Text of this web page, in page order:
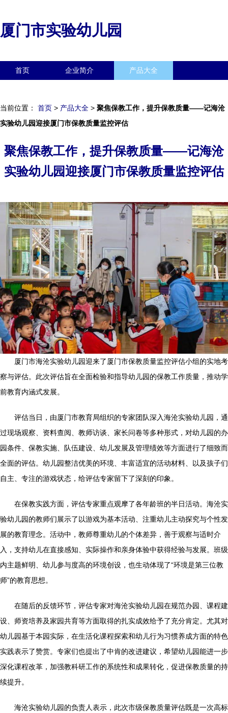
厦门市实验幼儿园
首页 企业简介 产品大全
当前位置： 首页 > 产品大全 > 聚焦保教工作，提升保教质量——记海沧
实验幼儿园迎接厦门市保教质量监控评估
聚焦保教工作，提升保教质量——记海沧
实验幼儿园迎接厦门市保教质量监控评估
厦门市海沧实验幼儿园迎来了厦门市保教质量监控评估小组的实地考
察与评估。此次评估旨在全面检验和指导幼儿园的保教工作质量，推动学
前教育内涵式发展。
评估当日，由厦门市教育局组织的专家团队深入海沧实验幼儿园，通
过现场观察、资料查阅、教师访谈、家长问卷等多种形式，对幼儿园的办
园条件、保教实施、队伍建设、幼儿发展及管理绩效等方面进行了细致而
全面的评估。幼儿园整洁优美的环境、丰富适宜的活动材料、以及孩子们
自主、专注的游戏状态，给评估专家留下了深刻的印象。
在保教实践方面，评估专家重点观摩了各年龄班的半日活动。海沧实
验幼儿园的教师们展示了以游戏为基本活动、注重幼儿主动探究与个性发
展的教育理念。活动中，教师尊重幼儿的个体差异，善于观察与适时介
入，支持幼儿在直接感知、实际操作和亲身体验中获得经验与发展。班级
内主题鲜明、幼儿参与度高的环境创设，也生动体现了“环境是第三位教
师”的教育思想。
在随后的反馈环节，评估专家对海沧实验幼儿园在规范办园、课程建
设、师资培养及家园共育等方面取得的扎实成效给予了充分肯定。尤其对
幼儿园基于本园实际，在生活化课程探索和幼儿行为习惯养成方面的特色
实践表示了赞赏。专家们也提出了中肯的改进建议，希望幼儿园能进一步
深化课程改革，加强教科研工作的系统性和成果转化，促进保教质量的持
续提升。
海沧实验幼儿园的负责人表示，此次市级保教质量评估既是一次高标